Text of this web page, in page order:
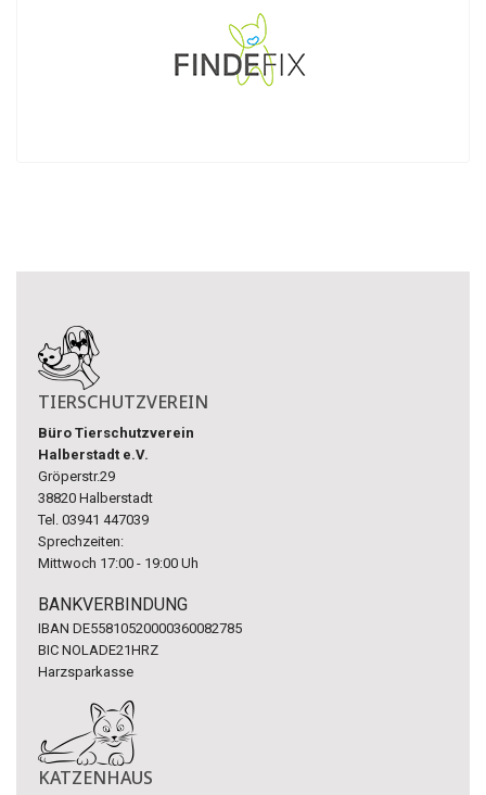
TIERSCHUTZVEREIN
Büro Tierschutzverein
Halberstadt e.V.
Gröperstr.29
38820 Halberstadt
Tel. 03941 447039
Sprechzeiten:
Mittwoch 17:00 - 19:00 Uh
BANKVERBINDUNG
IBAN DE55810520000360082785
BIC NOLADE21HRZ
Harzsparkasse
KATZENHAUS